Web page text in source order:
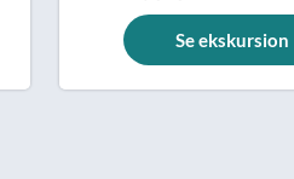
Se ekskursion